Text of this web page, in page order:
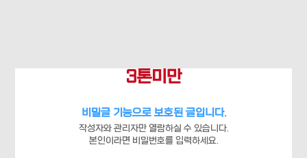
3톤미만
비밀글 기능으로 보호된 글입니다.
작성자와 관리자만 열람하실 수 있습니다.
본인이라면 비밀번호를 입력하세요.